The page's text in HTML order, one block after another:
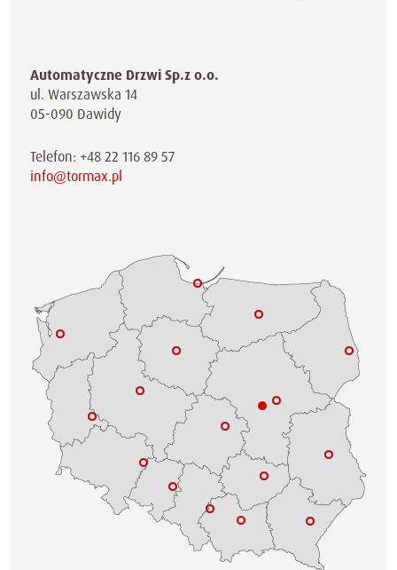
Automatyczne Drzwi Sp.z o.o.
ul. Warszawska 14
05-090 Dawidy
Telefon: +48 22 116 89 57
info@tormax.pl